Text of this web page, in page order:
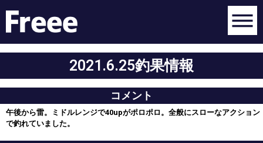
2021.6.25釣果情報
コメント
午後から雷。ミドルレンジで40upがポロポロ。全般にスローなアクション
で釣れていました。